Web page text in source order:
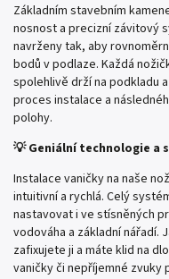
Základním stavebním
nosnost a precizní závitový
navrženy tak, aby
bodů v podlaze. Každá
spolehlivě drží na podkladu
proces instalace a
polohy.
💡 Geniální technologie a
Instalace vaničky na naše
intuitivní a rychlá. Celý
nastavovat i ve stísněných
vodováha a základní nářadí.
zafixujete ji a máte klid na
vaničky či nepříjemné zvuky